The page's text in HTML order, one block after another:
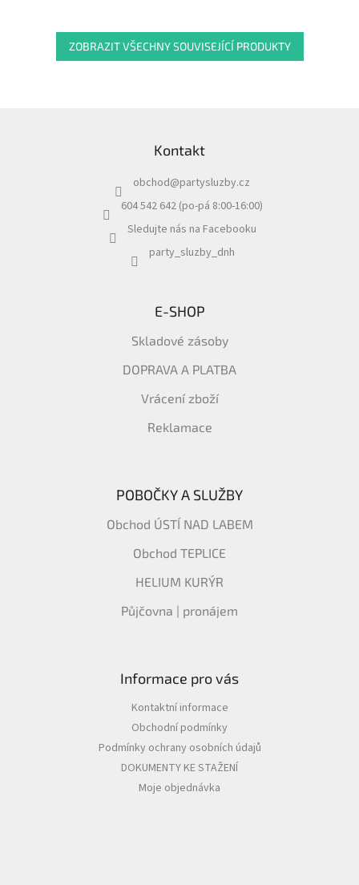
ZOBRAZIT VŠECHNY SOUVISEJÍCÍ PRODUKTY
Kontakt
obchod@partysluzby.cz
604 542 642 (po-pá 8:00-16:00)
Sledujte nás na Facebooku
party_sluzby_dnh
E-SHOP
Skladové zásoby
DOPRAVA A PLATBA
Vrácení zboží
Reklamace
POBOČKY A SLUŽBY
Obchod ÚSTÍ NAD LABEM
Obchod TEPLICE
HELIUM KURÝR
Půjčovna | pronájem
Informace pro vás
Kontaktní informace
Obchodní podmínky
Podmínky ochrany osobních údajů
DOKUMENTY KE STAŽENÍ
Moje objednávka